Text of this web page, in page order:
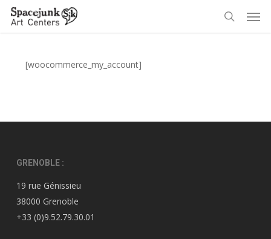
Skip
[woocommerce_my_account]
GRENOBLE :
19 rue Génissieu
38000 Grenoble
+33 (0)9.52.79.30.01